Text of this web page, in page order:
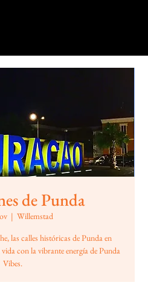
de Punda
  |
Willemstad
las calles históricas de Punda en
con la vibrante energía de Punda
Vibes.